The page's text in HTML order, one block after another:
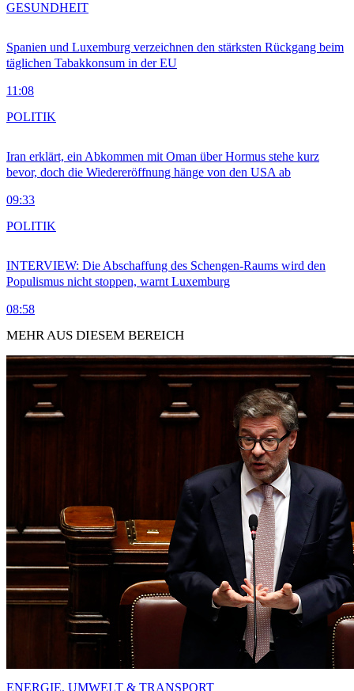
Spanien und Luxemburg verzeichnen den stärksten Rückgang beim
täglichen Tabakkonsum in der EU
11:08
GESUNDHEIT
Iran erklärt, ein Abkommen mit Oman über Hormus stehe kurz
bevor, doch die Wiedereröffnung hänge von den USA ab
09:33
POLITIK
INTERVIEW: Die Abschaffung des Schengen-Raums wird den
Populismus nicht stoppen, warnt Luxemburg
08:58
POLITIK
MEHR AUS DIESEM BEREICH
ENERGIE, UMWELT & TRANSPORT